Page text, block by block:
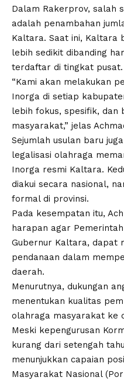
Dalam Rakerprov, salah
adalah penambahan
Kaltara. Saat ini, Kaltara
lebih sedikit dibanding
terdaftar di tingkat pusat.
“Kami akan melakukan
Inorga di setiap
lebih fokus, spesifik, dan
masyarakat,” jelas
Sejumlah usulan baru
legalisasi olahraga
Inorga resmi Kaltara.
diakui secara nasional,
formal di provinsi.
Pada kesempatan itu,
harapan agar
Gubernur Kaltara, dapat
pendanaan dalam
daerah.
Menurutnya, dukungan
menentukan kualitas
olahraga masyarakat ke
Meski kepengurusan
kurang dari setengah
menunjukkan capaian
Masyarakat Nasional